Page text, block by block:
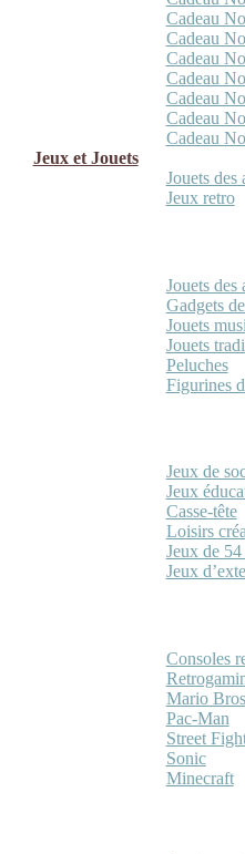
Cadeau
Cadeau
Cadeau
Cadeau
Cadeau
Cadeau
Cadeau
Jeux et Jouets
Jouets des
Jeux retro
Jouets des
Gadgets
Jouets
Jouets
Peluches
Figurines
Jeux de
Jeux
Casse-tête
Loisirs
Jeux de 54
Jeux
Consoles
Mario Bros
Pac-Man
Street
Sonic
Minecraft